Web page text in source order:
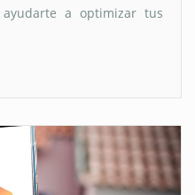
a optimizar tus